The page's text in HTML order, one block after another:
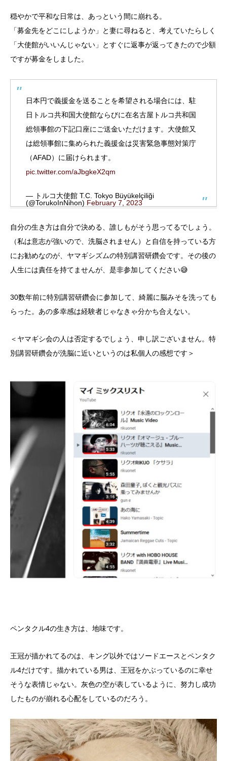
穏やかで平和な日常は、あっという間に崩れる。
「募金先をどこにしようか」と妻に尋ねると、考えていたらしく
「大使館がいいんじゃない」とすぐに返事が返ってきたので少額
ですが募金をしました。
日本円で義援金を送ることを希望される場合には、駐
日トルコ共和国大使館ならびに在名古屋トルコ共和国
総領事館の下記口座にご送金いただけます。大使館又
は総領事館に集められた義援金は災害緊急事態対策庁
（AFAD）に届けられます。
pic.twitter.com/aJbgkeX2qm
— トルコ大使館 T.C. Tokyo Büyükelçiliği
(@TorukoInNihon) February 7, 2023
自分の生き方は自分で決める、誰しもがそう思ってるでしょう。
（私は意志が強いので、洗脳されません）と自信を持っている方
にお勧めなのが、ヤマギシズムの特別講習研鑽会です。その後の
人生には責任を持てませんが、是非参加してください😅
30数年前に特別講習研鑽会に参加して、綺麗に脳みそを洗っても
らった。あの多幸感は経験者じゃなきゃ分かち合えない。
＜ヤマギシ会の人は否定するでしょう、申し訳ございません。特
別講習研鑽会が洗脳に近いというのは私個人の感想です＞
ペンタクル4の生き方は、地味です。
王冠が描かれてるのは、キング以外ではソードエースとペンタク
ル4だけです。描かれている男は、王冠をかぶっているのに幸せ
そうな表情じゃない。灰色の空が表しているように、努力し成功
したものが崩れる心配をしているのだろう。